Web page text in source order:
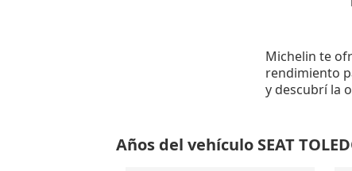
Michelin te
rendimiento
y descubrí la
Años del vehículo SEAT